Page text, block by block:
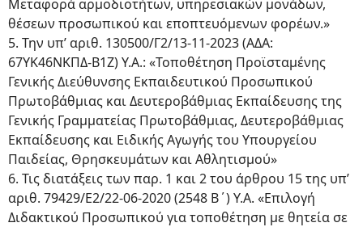
Μεταφορά αρμοδιοτήτων, υπηρεσιακών μονάδων,
θέσεων προσωπικού και εποπτευόμενων φορέων.»
5. Την υπ’ αριθ. 130500/Γ2/13-11-2023 (ΑΔΑ:
67ΥΚ46ΝΚΠΔ-Β1Ζ) Υ.Α.: «Τοποθέτηση Προϊσταμένης
Γενικής Διεύθυνσης Εκπαιδευτικού Προσωπικού
Πρωτοβάθμιας και Δευτεροβάθμιας Εκπαίδευσης της
Γενικής Γραμματείας Πρωτοβάθμιας, Δευτεροβάθμιας
Εκπαίδευσης και Ειδικής Αγωγής του Υπουργείου
Παιδείας, Θρησκευμάτων και Αθλητισμού»
6. Τις διατάξεις των παρ. 1 και 2 του άρθρου 15 της υπ’
αριθ. 79429/Ε2/22-06-2020 (2548 Β΄) Υ.Α. «Επιλογή
Διδακτικού Προσωπικού για τοποθέτηση με θητεία σε